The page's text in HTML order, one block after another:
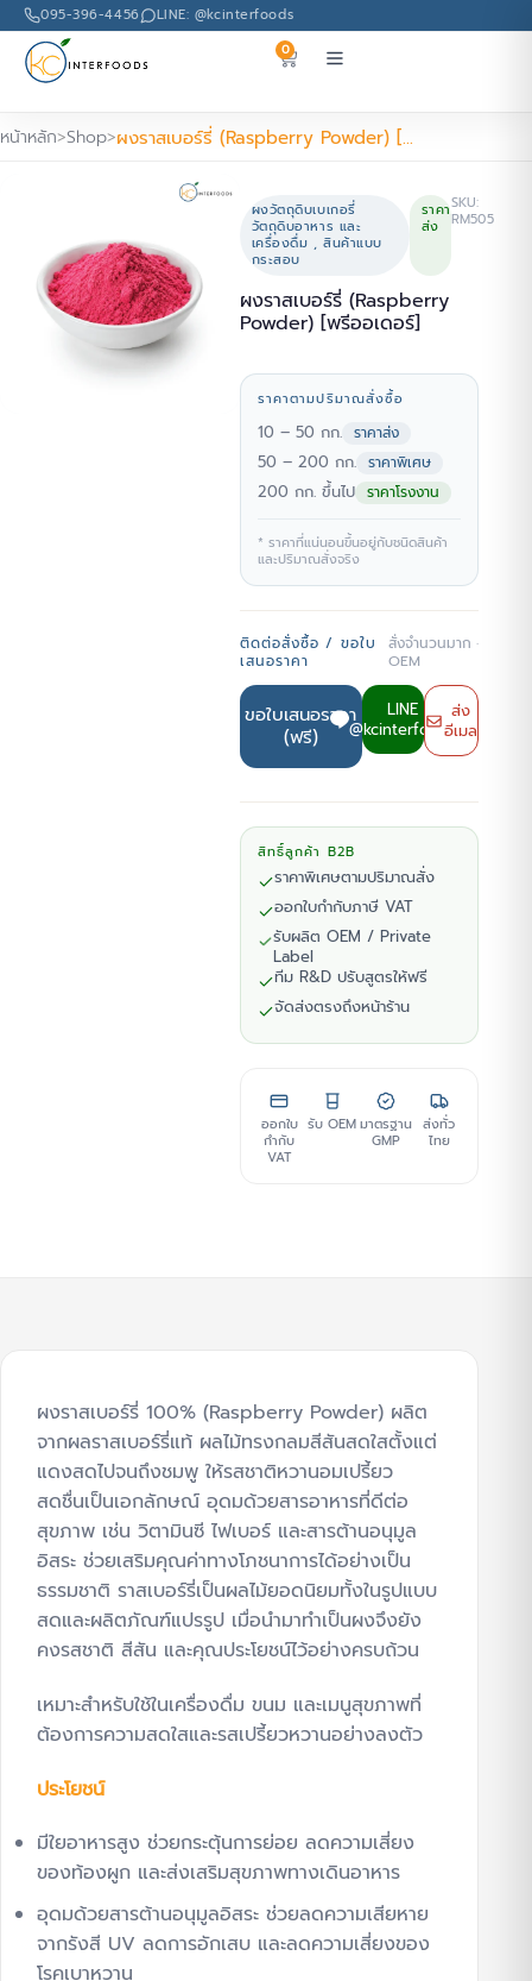
095-396-4456 LINE: @kcinterfoods
0
หน้าหลัก Shop ผงราสเบอร์รี่ (Raspberry Powder) [พรีออเดอร์]
ผงวัตถุดิบเบเกอรี่
วัตถุดิบอาหาร และ
เครื่องดื่ม ,สินค้าแบบ
กระสอบ
ราคา
ส่ง
SKU:
RM505
ผงราสเบอร์รี่ (Raspberry
Powder) [พรีออเดอร์]
ราคาตามปริมาณสั่งซื้อ
10 – 50 กก. ราคาส่ง
50 – 200 กก. ราคาพิเศษ
200 กก. ขึ้นไป ราคาโรงงาน
* ราคาที่แน่นอนขึ้นอยู่กับชนิดสินค้า
และปริมาณสั่งจริง
ติดต่อสั่งซื้อ / ขอใบ
เสนอราคา
สั่งจำนวนมาก ·
OEM
ขอใบเสนอราคา
(ฟรี)
LINE
@kcinterfoods
ส่ง
อีเมล
สิทธิ์ลูกค้า B2B
ราคาพิเศษตามปริมาณสั่ง
ออกใบกำกับภาษี VAT
รับผลิต OEM / Private
Label
ทีม R&D ปรับสูตรให้ฟรี
จัดส่งตรงถึงหน้าร้าน
ออกใบ
กำกับ
VAT
รับ OEMมาตรฐาน
GMP
ส่งทั่ว
ไทย
ผงราสเบอร์รี่ 100% (Raspberry Powder) ผลิต
จากผลราสเบอร์รี่แท้ ผลไม้ทรงกลมสีสันสดใสตั้งแต่
แดงสดไปจนถึงชมพู ให้รสชาติหวานอมเปรี้ยว
สดชื่นเป็นเอกลักษณ์ อุดมด้วยสารอาหารที่ดีต่อ
สุขภาพ เช่น วิตามินซี ไฟเบอร์ และสารต้านอนุมูล
อิสระ ช่วยเสริมคุณค่าทางโภชนาการได้อย่างเป็น
ธรรมชาติ ราสเบอร์รี่เป็นผลไม้ยอดนิยมทั้งในรูปแบบ
สดและผลิตภัณฑ์แปรรูป เมื่อนำมาทำเป็นผงจึงยัง
คงรสชาติ สีสัน และคุณประโยชน์ไว้อย่างครบถ้วน
เหมาะสำหรับใช้ในเครื่องดื่ม ขนม และเมนูสุขภาพที่
ต้องการความสดใสและรสเปรี้ยวหวานอย่างลงตัว
ประโยชน์
มีใยอาหารสูง ช่วยกระตุ้นการย่อย ลดความเสี่ยง
ของท้องผูก และส่งเสริมสุขภาพทางเดินอาหาร
อุดมด้วยสารต้านอนุมูลอิสระ ช่วยลดความเสียหาย
จากรังสี UV ลดการอักเสบ และลดความเสี่ยงของ
โรคเบาหวาน